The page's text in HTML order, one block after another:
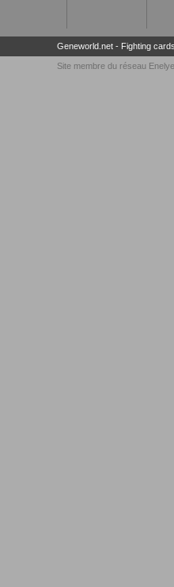
Geneworld.net- Fighting
Site membre du réseau Enelye